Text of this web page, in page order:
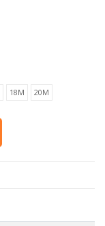
18M 20M